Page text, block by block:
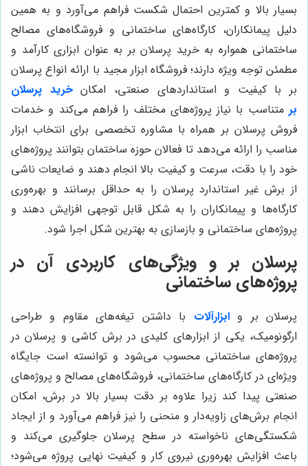
بسیار بالا و کمترین احتمال شکست فراهم می‌آورد و به همین
دلیل پیمانکاران، کارگاه‌های ساختمانی و فروشگاه‌های مصالح
ساختمانی همواره به خرید پرسلان بر به عنوان ابزاری کارآمد و
مطمئن توجه ویژه دارند؛ فروشگاه ابزار مجید با ارائه انواع پرسلان
بر با کیفیت و استانداردهای صنعتی، امکان خرید پرسلان
بر متناسب با نیاز پروژه‌های مختلف را فراهم می‌کند و خدمات
فروش پرسلان بر همراه با مشاوره تخصصی برای انتخاب ابزار
مناسب را ارائه می‌دهد تا فعالان حوزه ساختمان بتوانند پروژه‌های
خود را با دقت، سرعت و کیفیت بالا انجام دهند و ضایعات ناشی
از برش غیر استاندارد پرسلان را به حداقل برسانند و بهره‌وری
کارگاه‌ها و پیمانکاران را به شکل قابل توجهی افزایش دهند و
پروژه‌های ساختمانی و بازسازی به بهترین شکل اجرا شود.
پرسلان بر و ویژگی‌های کاربردی آن در
پروژه‌های ساختمانی
پرسلان بر وابزارآلات با داشتن تیغه‌های مقاوم و طراحی
ارگونومیک، یکی از ابزارهای کلیدی در برش کاشی و پرسلان در
پروژه‌های ساختمانی محسوب می‌شود و توانسته است جایگاه
ویژه‌ای در کارگاه‌های ساختمانی، فروشگاه‌های مصالح و پروژه‌های
صنعتی پیدا کند زیرا علاوه بر دقت بسیار بالا در برش، امکان
انجام برش‌های زاویه‌دار و منحنی را نیز فراهم می‌آورد و از ایجاد
شکستگی‌های ناخواسته در سطح پرسلان جلوگیری می‌کند و
باعث افزایش بهره‌وری نیروی کار و کیفیت نهایی پروژه می‌شود؛